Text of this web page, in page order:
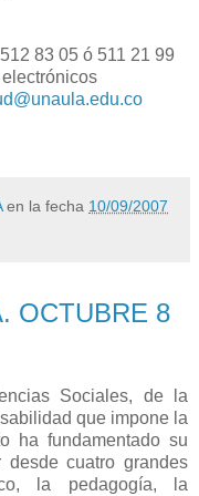
83 05 ó 511 21 99
en la fecha 10/09/2007
OCTUBRE 8
Sociales, de la
que impone la
ha fundamentado su
desde cuatro grandes
la pedagogía, la